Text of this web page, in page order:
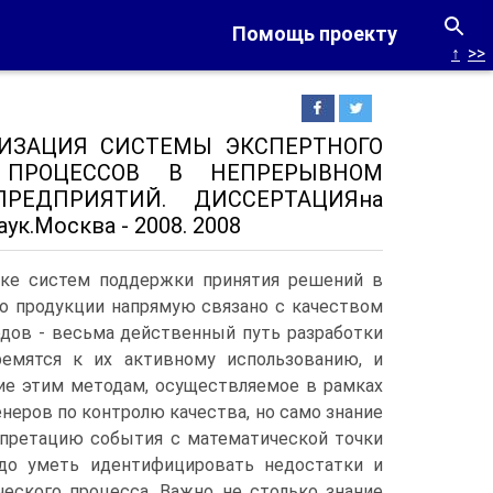
Помощь проекту
↑ >>
СИСТЕМЫ ЭКСПЕРТНОГО
ПРОЦЕССОВ В НЕПРЕРЫВНОМ
ДИССЕРТАЦИЯна
- 2008. 2008
систем поддержки принятия решений в
напрямую связано с качеством
- весьма действенный путь разработки
к их активному использованию, и
этим методам, осуществляемое в рамках
по контролю качества, но само знание
события с математической точки
уметь идентифицировать недостатки и